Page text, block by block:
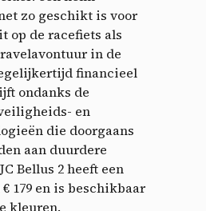
zo geschikt is voor
op de racefiets als
in de
financieel
ondanks de
en
die doorgaans
aan duurdere
Bellus 2 heeft een
179 en is beschikbaar
kleuren.